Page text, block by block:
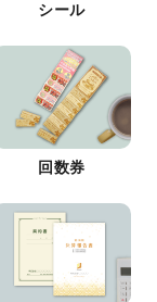
シール
回数券